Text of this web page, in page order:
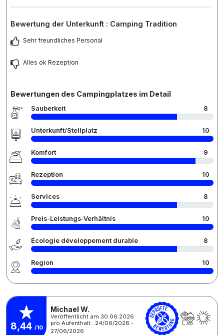
Bewertung der Unterkunft : Camping Tradition
Sehr freundliches Personal
Alles ok Rezeption
Bewertungen des Campingplatzes im Detail
Sauberkeit 8
Unterkunft/Stellplatz 10
Komfort 9
Rezeption 10
Services 8
Preis-Leistungs-Verhältnis 10
Écologie développement durable 8
Region 10
8,44 /10
Michael W.
Veröffentlicht am 30.06.2026
pro Aufenthalt : 24/06/2026 -
27/06/2026